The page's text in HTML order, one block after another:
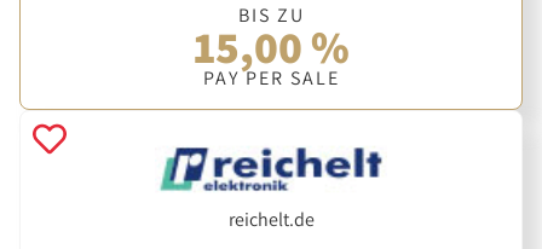
BIS ZU
15,00 %
PAY PER SALE
reichelt.de